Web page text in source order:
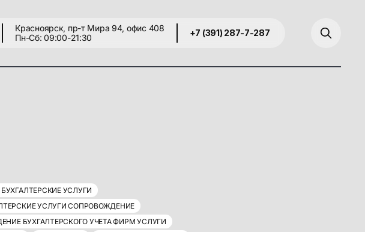
Красноярск, пр-т Мира 94, офис 408
Пн-Сб: 09:00-21:30
+7 (391) 287-7-287
УСЛУГИ
УСЛУГИ СОПРОВОЖДЕНИЕ
БУХГАЛТЕРСКОГО УЧЕТА ФИРМ УСЛУГИ